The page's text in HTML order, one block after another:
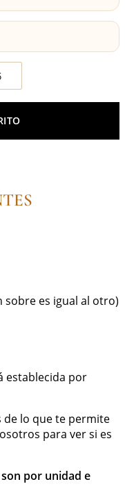
sobre es igual al otro)
establecida por
de lo que te permite
para ver si es
son por unidad e